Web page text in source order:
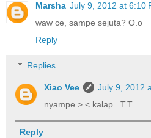
Marsha July 9, 2012 at 6:10
waw ce, sampe sejuta? O.o
Reply
Replies
Xiao Vee
July 9, 2012
nyampe >.< kalap.. T.T
Reply